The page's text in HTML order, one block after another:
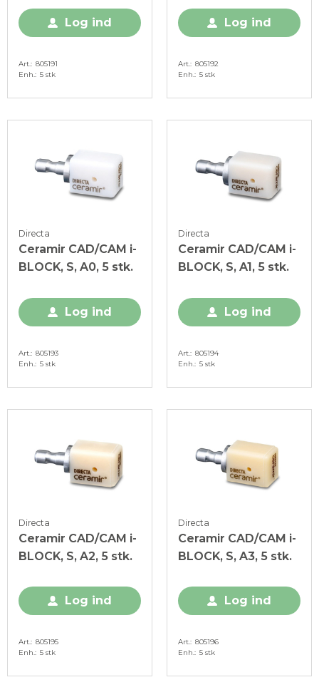
Log ind
Art. 805191
Enh. 5 stk
Log ind
Art. 805192
Enh. 5 stk
Directa
Ceramir CAD/CAM i-
BLOCK, S, A0, 5 stk.
Log ind
Art.
805193
Enh.
5 stk
Directa
Ceramir CAD/CAM i-
BLOCK, S, A1, 5 stk.
Log ind
Art.
805194
Enh.
5 stk
Directa
Ceramir CAD/CAM i-
BLOCK, S, A2, 5 stk.
Log ind
Art. 805195
Enh. 5 stk
Directa
Ceramir CAD/CAM i-
BLOCK, S, A3, 5 stk.
Log ind
Art. 805196
Enh. 5 stk